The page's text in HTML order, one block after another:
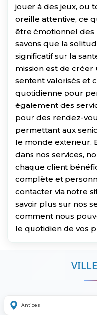
jouer à des jeux, ou
oreille attentive, ce
être émotionnel des
savons que la
significatif sur la
mission est de créer
sentent valorisés et
quotidienne pour
également des
pour des rendez-
permettant aux
le monde extérieur.
dans nos services,
chaque client
complète et
contacter via notre
savoir plus sur nos
comment nous
le quotidien de vos
Antibes